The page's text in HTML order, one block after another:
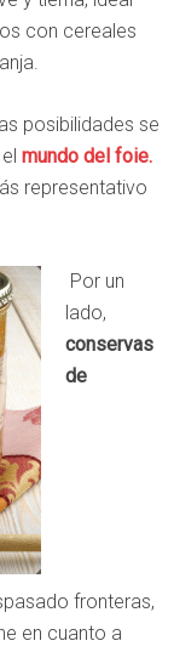
con cereales
posibilidades se
mundo del foie.
representativo
Por un
lado,
conservas
de
fronteras,
en cuanto a